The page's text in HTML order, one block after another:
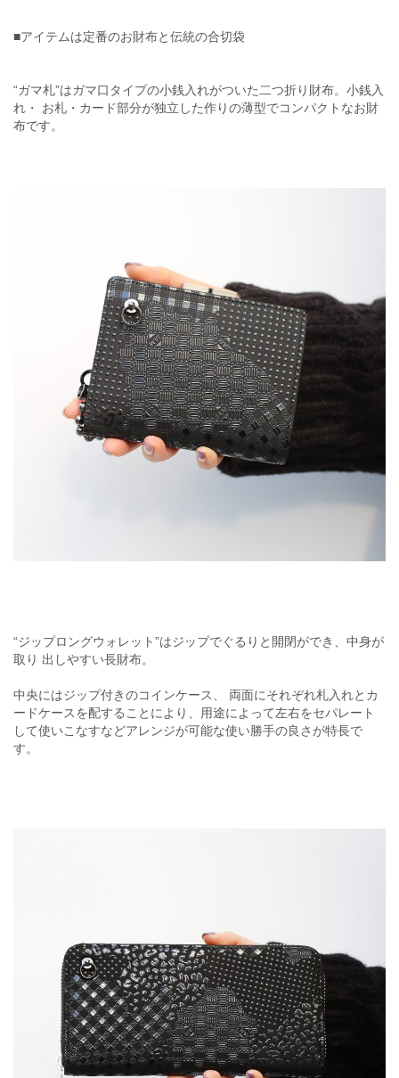
■アイテムは定番のお財布と伝統の合切袋
“ガマ札”はガマ口タイプの小銭入れがついた二つ折り財布。小銭入
れ・ お札・カード部分が独立した作りの薄型でコンパクトなお財
布です。
“ジップロングウォレット”はジップでぐるりと開閉ができ、中身が
取り 出しやすい長財布。
中央にはジップ付きのコインケース、 両面にそれぞれ札入れとカ
ードケースを配することにより、用途によって左右をセパレート
して使いこなすなどアレンジが可能な使い勝手の良さが特長で
す。